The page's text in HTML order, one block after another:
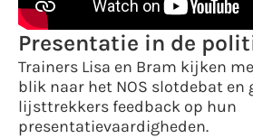
Presentatie in de
Trainers Lisa en Bram kijken
blik naar het NOS slotdebat en
lijsttrekkers feedback op hun
presentatievaardigheden.